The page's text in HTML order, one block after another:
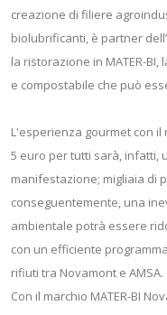
creazione di filiere
biolubrificanti, è partner
la ristorazione in MATER-
e compostabile che può
L'esperienza gourmet con il
5 euro per tutti sarà, infatti,
manifestazione; migliaia di
conseguentemente, una
ambientale potrà essere
con un efficiente
rifiuti tra Novamont e AMSA.
Con il marchio MATER-BI